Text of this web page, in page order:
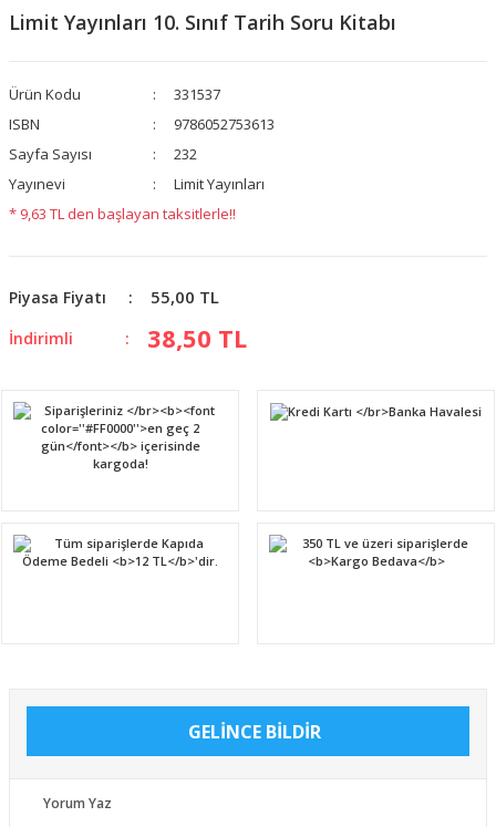
Limit Yayınları 10. Sınıf Tarih Soru Kitabı
Ürün Kodu
331537
ISBN
9786052753613
Sayfa Sayısı
232
Yayınevi
Limit Yayınları
* 9,63 TL den başlayan taksitlerle!!
Piyasa Fiyatı 55,00 TL
İndirimli 38,50 TL
GELİNCE BİLDİR
Yorum Yaz